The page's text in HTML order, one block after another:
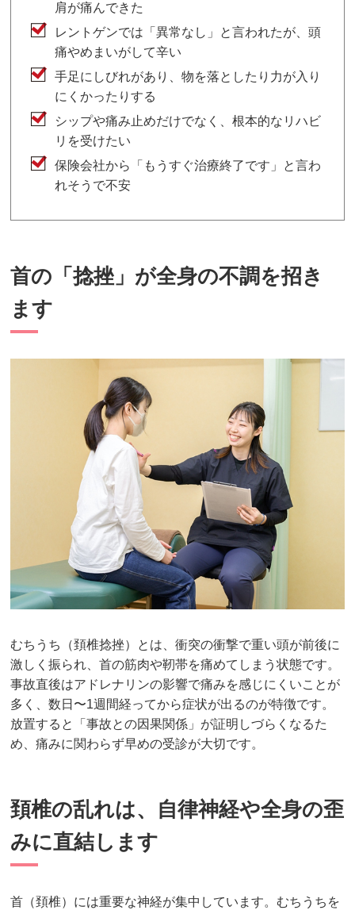
肩が痛んできた
レントゲンでは「異常なし」と言われたが、頭
痛やめまいがして辛い
手足にしびれがあり、物を落としたり力が入り
にくかったりする
シップや痛み止めだけでなく、根本的なリハビ
リを受けたい
保険会社から「もうすぐ治療終了です」と言わ
れそうで不安
首の「捻挫」が全身の不調を招き
ます
むちうち（頚椎捻挫）とは、衝突の衝撃で重い頭が前後に
激しく振られ、首の筋肉や靭帯を痛めてしまう状態です。
事故直後はアドレナリンの影響で痛みを感じにくいことが
多く、数日〜1週間経ってから症状が出るのが特徴です。
放置すると「事故との因果関係」が証明しづらくなるた
め、痛みに関わらず早めの受診が大切です。
頚椎の乱れは、自律神経や全身の歪
みに直結します
首（頚椎）には重要な神経が集中しています。むちうちを